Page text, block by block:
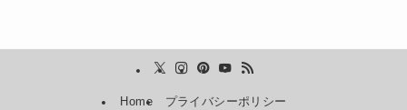
Home
プライバシーポリシー